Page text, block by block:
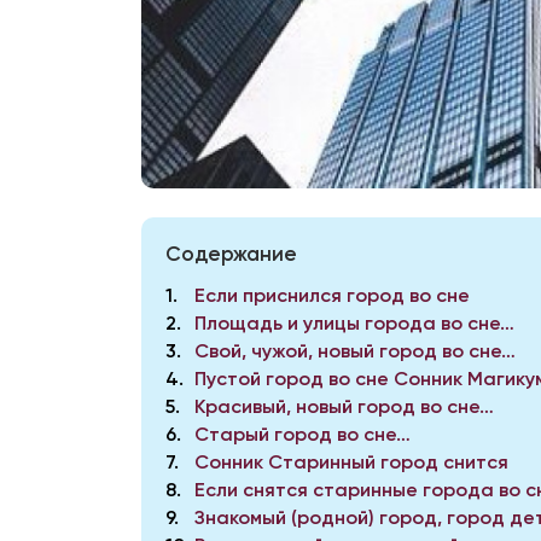
Содержание
1
Если приснился город во сне
2
Площадь и улицы города во сне…
3
Свой, чужой, новый город во сне…
4
Пустой город во сне Сонник
5
Красивый, новый город во сне…
6
Старый город во сне…
7
Сонник Старинный город снится
8
Если снятся старинные города во
9
Знакомый (родной) город, город